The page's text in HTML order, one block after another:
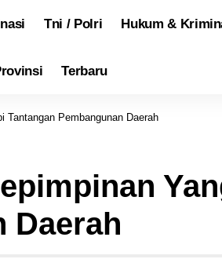
Tni / Polri Hukum &
Terbaru
Tantangan Pembangunan Daerah
Daerah